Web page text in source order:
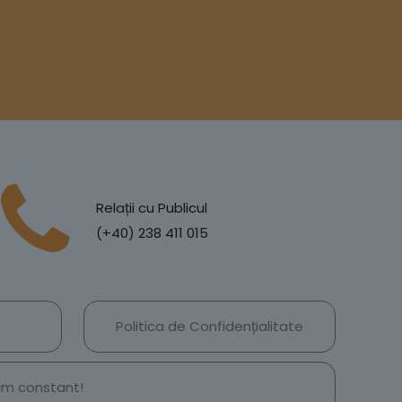
Relații cu Publicul
(+40) 238 411 015
Politica de Confidențialitate
constant!